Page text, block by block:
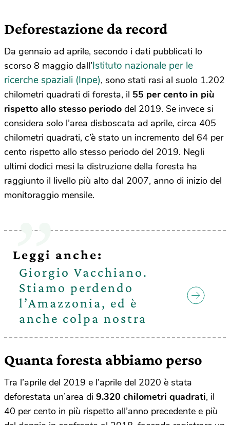
Deforestazione da record
Da gennaio ad aprile, secondo i dati pubblicati lo
scorso 8 maggio dall’Istituto nazionale per le
ricerche spaziali (Inpe), sono stati rasi al suolo 1.202
chilometri quadrati di foresta, il 55 per cento in più
rispetto allo stesso periodo del 2019. Se invece si
considera solo l’area disboscata ad aprile, circa 405
chilometri quadrati, c’è stato un incremento del 64 per
cento rispetto allo stesso periodo del 2019. Negli
ultimi dodici mesi la distruzione della foresta ha
raggiunto il livello più alto dal 2007, anno di inizio del
monitoraggio mensile.
Leggi anche:
Giorgio Vacchiano.
Stiamo perdendo
l’Amazzonia, ed è
anche colpa nostra
Quanta foresta abbiamo perso
Tra l’aprile del 2019 e l’aprile del 2020 è stata
deforestata un’area di 9.320 chilometri quadrati, il
40 per cento in più rispetto all’anno precedente e più